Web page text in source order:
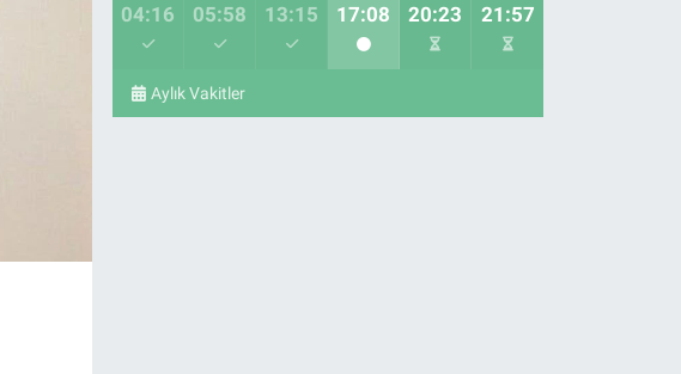
04:16 05:58 13:15 17:08 20:23 21:57
Aylık Vakitler